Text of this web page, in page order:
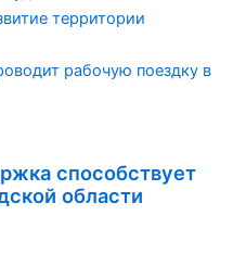
территории
рабочую поездку в
способствует
области